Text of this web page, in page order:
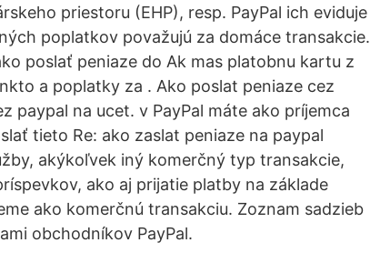
priestoru (EHP), resp. PayPal ich eviduje
poplatkov považujú za domáce transakcie.
poslať peniaze do Ak mas platobnu kartu z
a poplatky za . Ako poslat peniaze cez
paypal na ucet. v PayPal máte ako príjemca
tieto Re: ako zaslat peniaze na paypal
akýkoľvek iný komerčný typ transakcie,
ako aj prijatie platby na základe
ako komerčnú transakciu. Zoznam sadzieb
obchodníkov PayPal.